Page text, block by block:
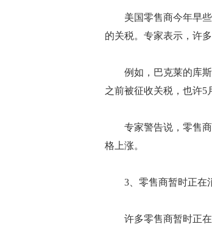
美国零售商今年早些
的关税。专家表示，许
例如，巴克莱的库斯
之前被征收关税，也许5
专家警告说，零售商
格上涨。
3、零售商暂时正在
许多零售商暂时正在